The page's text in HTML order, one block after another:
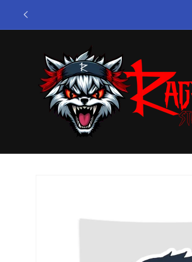
directamente
al contenido
del producto